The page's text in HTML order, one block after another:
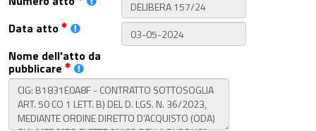
Data atto
Nome dell'atto da
pubblicare